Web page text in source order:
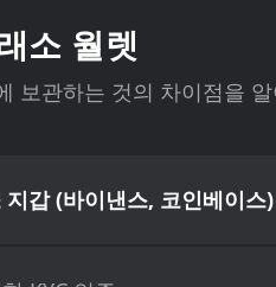
소 월렛
보관하는 것의 차이점을
지갑 (바이낸스, 코인베이스)